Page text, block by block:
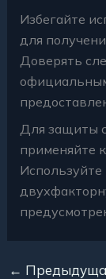
Избегайте
для
Доверять
Для защиты
применяйте
←